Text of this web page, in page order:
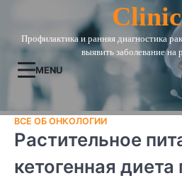
contentПрофилактика и ранняя диагностика
выявить заболевание на
MENU
ВСЕ ОБ ОНКОЛОГИИ
Растительное
кетогенная